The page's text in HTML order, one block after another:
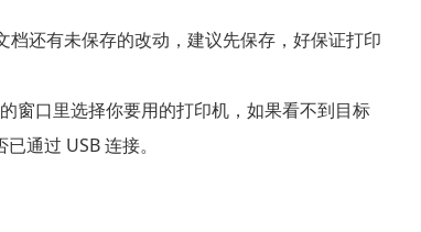
档还有未保存的改动，建议先保存，好保证打印
窗口里选择你要用的打印机，如果看不到目标
通过 USB 连接。